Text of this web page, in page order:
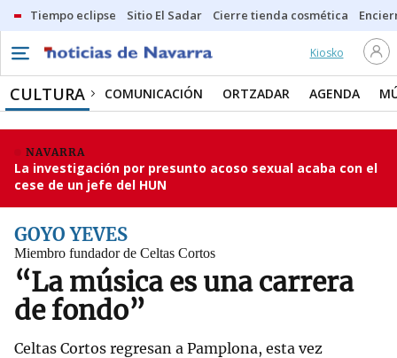
Tiempo eclipse Sitio El Sadar Cierre tienda cosmética
Kiosko
CULTURA COMUNICACIÓN ORTZADAR AGENDA
NAVARRA
La investigación por presunto acoso sexual acaba con el
cese de un jefe del HUN
GOYO YEVES
Miembro fundador de Celtas Cortos
“La música es una carrera
de fondo”
Celtas Cortos regresan a Pamplona, esta vez